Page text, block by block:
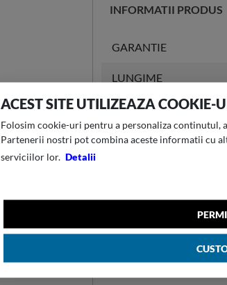
ACEST SITE UTILIZEAZA COOKIE-
Folosim cookie-uri pentru a personaliza continutul,
Partenerii nostri pot combina aceste informatii cu
serviciilor lor. Detalii
INFORMATII PRODUS
GARANTIE
LUNGIME
LATIME
INALTIME
VOLUM
MATERIAL